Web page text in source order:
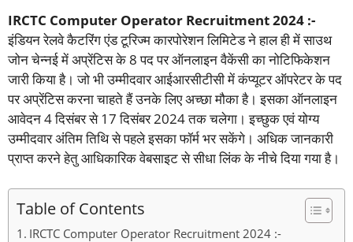
IRCTC Computer Operator Recruitment 2024 :-
इंडियन रेलवे कैटरिंग एंड टूरिज्म कारपोरेशन लिमिटेड ने हाल ही में साउथ
जोन चेन्नई में अप्रेंटिस के 8 पद पर ऑनलाइन वैकेंसी का नोटिफिकेशन
जारी किया है। जो भी उम्मीदवार आईआरसीटीसी में कंप्यूटर ऑपरेटर के पद
पर अप्रेंटिस करना चाहते हैं उनके लिए अच्छा मौका है। इसका ऑनलाइन
आवेदन 4 दिसंबर से 17 दिसंबर 2024 तक चलेगा। इच्छुक एवं योग्य
उम्मीदवार अंतिम तिथि से पहले इसका फॉर्म भर सकेंगे। अधिक जानकारी
प्राप्त करने हेतु आधिकारिक वेबसाइट से सीधा लिंक के नीचे दिया गया है।
Table of Contents
IRCTC Computer Operator Recruitment 2024 :-